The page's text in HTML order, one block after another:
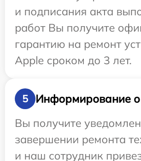
и подписания акта
работ Вы получите
гарантию на ремонт
Apple сроком до 3 лет.
5
Информирование о
Вы получите
завершении ремонта
и наш сотрудник